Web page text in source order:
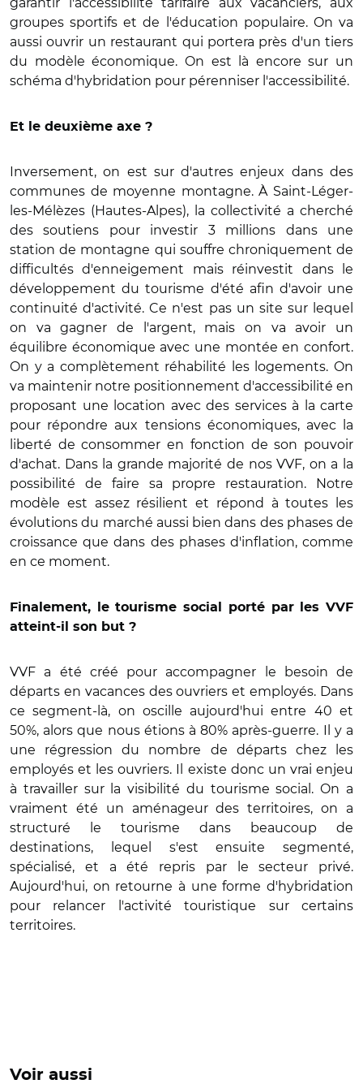
groupes sportifs et de l'éducation populaire. On va
aussi ouvrir un restaurant qui portera près d'un tiers
du modèle économique. On est là encore sur un
schéma d'hybridation pour pérenniser l'accessibilité.
Et le deuxième axe ?
Inversement, on est sur d'autres enjeux dans des
communes de moyenne montagne. À Saint-Léger-
les-Mélèzes (Hautes-Alpes), la collectivité a cherché
des soutiens pour investir 3 millions dans une
station de montagne qui souffre chroniquement de
difficultés d'enneigement mais réinvestit dans le
développement du tourisme d'été afin d'avoir une
continuité d'activité. Ce n'est pas un site sur lequel
on va gagner de l'argent, mais on va avoir un
équilibre économique avec une montée en confort.
On y a complètement réhabilité les logements. On
va maintenir notre positionnement d'accessibilité en
proposant une location avec des services à la carte
pour répondre aux tensions économiques, avec la
liberté de consommer en fonction de son pouvoir
d'achat. Dans la grande majorité de nos VVF, on a la
possibilité de faire sa propre restauration. Notre
modèle est assez résilient et répond à toutes les
évolutions du marché aussi bien dans des phases de
croissance que dans des phases d'inflation, comme
en ce moment.
Finalement, le tourisme social porté par les VVF
atteint-il son but ?
VVF a été créé pour accompagner le besoin de
départs en vacances des ouvriers et employés. Dans
ce segment-là, on oscille aujourd'hui entre 40 et
50%, alors que nous étions à 80% après-guerre. Il y a
une régression du nombre de départs chez les
employés et les ouvriers. Il existe donc un vrai enjeu
à travailler sur la visibilité du tourisme social. On a
vraiment été un aménageur des territoires, on a
structuré le tourisme dans beaucoup de
destinations, lequel s'est ensuite segmenté,
spécialisé, et a été repris par le
secteur privé.
Aujourd'hui, on retourne à une forme d'hybridation
pour relancer l'activité touristique sur certains
territoires.
Voir aussi